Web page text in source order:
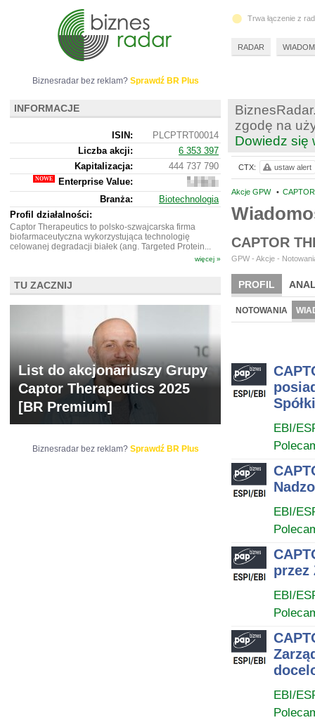
zgodę na
Dowiedz się
Akcje GPW •
CAPTOR
GPW - Akcje -
PROFIL
WYCENA BR
NOTOWANIA
EBI/
EBI/
przez
EBI/
EBI/
CTX: ustaw alert
Biznesradar bez reklam? Sprawdź BR Plus
INFORMACJE
ISIN:
PLCPTRT00014
Liczba akcji:
6 353 397
Kapitalizacja:
444 737 790
Enterprise Value:
445
580
790
Branża:
Biotechnologia
Profil działalności:
Captor Therapeutics to polsko-szwajcarska firma
biofarmaceutyczna wykorzystująca technologię
celowanej degradacji białek (ang. Targeted Protein...
więcej »
TU ZACZNIJ
List do akcjonariuszy Grupy
Captor Therapeutics 2025
[BR Premium]
Biznesradar bez reklam? Sprawdź BR Plus
Trwa łączenie z
RADAR